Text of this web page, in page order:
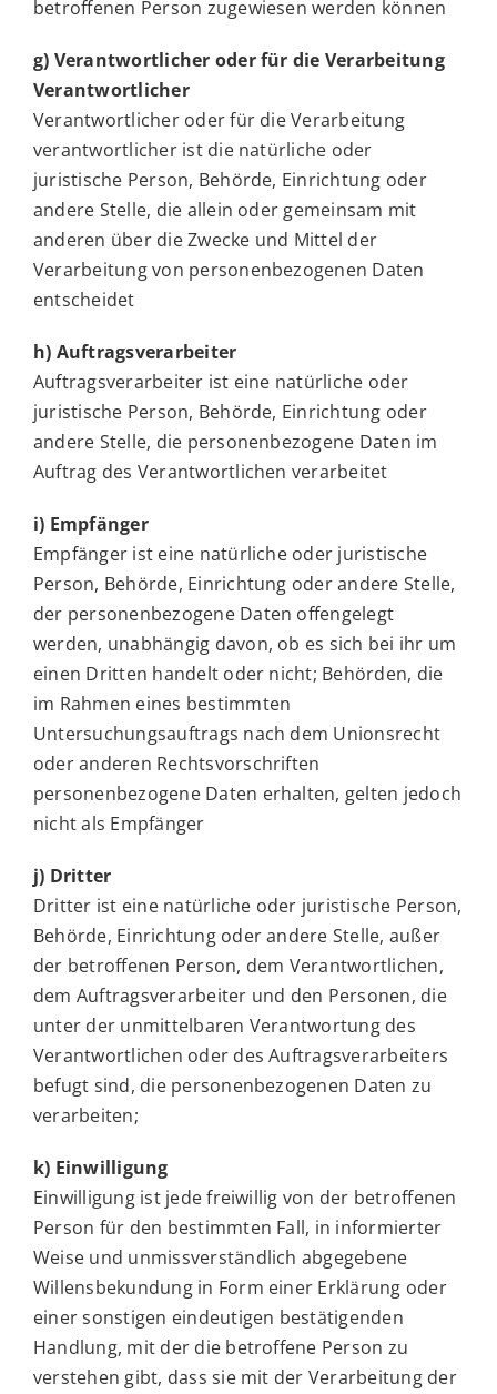
betroffenen Person zugewiesen werden können
g) Verantwortlicher oder für die Verarbeitung
Verantwortlicher
Verantwortlicher oder für die Verarbeitung
verantwortlicher ist die natürliche oder
juristische Person, Behörde, Einrichtung oder
andere Stelle, die allein oder gemeinsam mit
anderen über die Zwecke und Mittel der
Verarbeitung von personenbezogenen Daten
entscheidet
h) Auftragsverarbeiter
Auftragsverarbeiter ist eine natürliche oder
juristische Person, Behörde, Einrichtung oder
andere Stelle, die personenbezogene Daten im
Auftrag des Verantwortlichen verarbeitet
i) Empfänger
Empfänger ist eine natürliche oder juristische
Person, Behörde, Einrichtung oder andere Stelle,
der personenbezogene Daten offengelegt
werden, unabhängig davon, ob es sich bei ihr um
einen Dritten handelt oder nicht; Behörden, die
im Rahmen eines bestimmten
Untersuchungsauftrags nach dem Unionsrecht
oder anderen Rechtsvorschriften
personenbezogene Daten erhalten, gelten jedoch
nicht als Empfänger
j) Dritter
Dritter ist eine natürliche oder juristische Person,
Behörde, Einrichtung oder andere Stelle, außer
der betroffenen Person, dem Verantwortlichen,
dem Auftragsverarbeiter und den Personen, die
unter der unmittelbaren Verantwortung des
Verantwortlichen oder des Auftragsverarbeiters
befugt sind, die personenbezogenen Daten zu
verarbeiten;
k) Einwilligung
Einwilligung ist jede freiwillig von der betroffenen
Person für den bestimmten Fall, in informierter
Weise und unmissverständlich abgegebene
Willensbekundung in Form einer Erklärung oder
einer sonstigen eindeutigen bestätigenden
Handlung, mit der die betroffene Person zu
verstehen gibt, dass sie mit der Verarbeitung der